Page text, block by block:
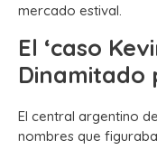
mercado estival.
El ‘caso
Dinamitado
El central argentino de
nombres que